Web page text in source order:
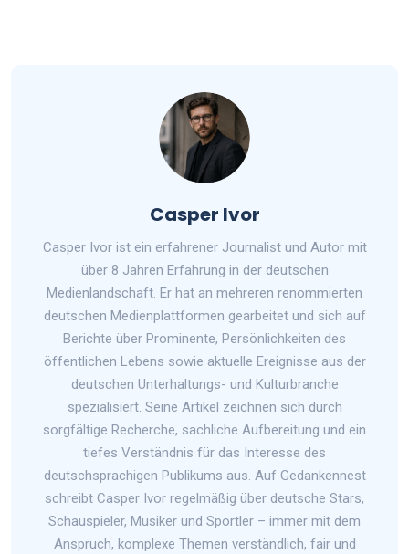
Casper Ivor
Casper Ivor ist ein erfahrener Journalist und Autor mit
über 8 Jahren Erfahrung in der deutschen
Medienlandschaft. Er hat an mehreren renommierten
deutschen Medienplattformen gearbeitet und sich auf
Berichte über Prominente, Persönlichkeiten des
öffentlichen Lebens sowie aktuelle Ereignisse aus der
deutschen Unterhaltungs- und Kulturbranche
spezialisiert. Seine Artikel zeichnen sich durch
sorgfältige Recherche, sachliche Aufbereitung und ein
tiefes Verständnis für das Interesse des
deutschsprachigen Publikums aus. Auf Gedankennest
schreibt Casper Ivor regelmäßig über deutsche Stars,
Schauspieler, Musiker und Sportler – immer mit dem
Anspruch, komplexe Themen verständlich, fair und